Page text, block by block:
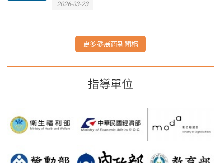
2026-03-23
更多參展商新聞稿
指導單位